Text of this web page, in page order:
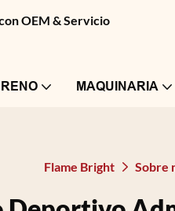
OEM & Servicio
MAQUINARIA
Flame Bright Sobre